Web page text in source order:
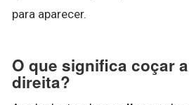
para aparecer.
O que significa coçar
direita?